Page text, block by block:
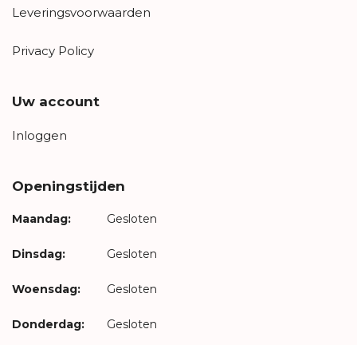
Leveringsvoorwaarden
Privacy Policy
Uw account
Inloggen
Openingstijden
Maandag: Gesloten
Dinsdag: Gesloten
Woensdag: Gesloten
Donderdag: Gesloten